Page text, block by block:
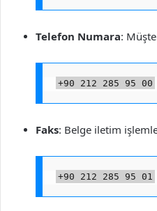
Telefon Numara:
+90 212 285 95 00
Faks: Belge iletim
+90 212 285 95 01